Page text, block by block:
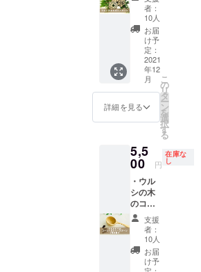
もお送
りしま
す。 ・
お礼の
メール
・進捗
報告
メール
（2021
年12月
～2022
月2回程
度） ・
2022年
2月オン
ライン
ミー
ティン
グご招
待
（ご希
望者の
み）
すいで
す。お
持ちで
ない方
はホー
ムセン
ターな
どで購
間ま
す。仕
細かい
形状出
しに使
うサン
ドペー
パーは3
種類同
封しま
す。刃
物を使
うとき
は手袋
上がり
の色が
変わり
ます。
落ち着
いた優
しい黄
ウバン
媒染）
（鉄媒
染）の
いずれ
かをお
選びく
ださ
い。 全
ての支
援者様
に以下
もお送
で、ご
覧くだ
さい。
また、
ご購入
の方が
見られ
る染め
画も用
意しま
らもご
活用く
ださ
い。な
お、豆
乳
（綿・
麻生地
用）、
ゴム手
袋、
ク」に
はノビ
ルやマ
スター
ドグ
リーン
など
色々な
山菜や
野草も
しいで
す。 な
支援金
のうち
1000円
は「縄
文うる
しパー
ク」の
作業用
値から
発芽率
UPのコ
ツを書
いた
リーフ
レット
を同封
しま
す。 ウ
してい
く活動
にぜひ
ご参加
くださ
い。芽
が出て
大きく
なっ
て、植
え替え
ト ４
種 各1
個 計4
個セッ
ト ウ
ルシ染
め和紙
糸付き
各サイ
ズ（手
仕事の
ため凡
す）
最大
径：10
セン
チ 厚
さ：5ミ
リ こ
のプロ
ジェク
トで誕
生した
者：
10人
お届
け予
定：
2021
年12
月
詳細を見る
こ
の
リ
タ
ー
ン
を
選
択
す
る
5,5
00 円
在庫な
し
・ウル
シの木
のコー
ヒーメ
ジャー
スプー
ン （送
料込
支援
者：
10人
お届
け予